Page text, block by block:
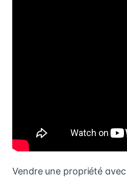
Vendre une propriété